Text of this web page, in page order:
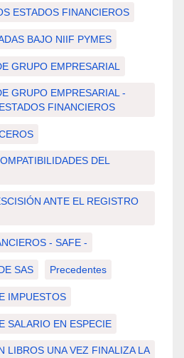
ESTADOS FINANCIEROS
BAJO NIIF PYMES
GRUPO EMPRESARIAL
GRUPO EMPRESARIAL -
FINANCIEROS
DEL
ANTE EL REGISTRO
- SAFE -
SAS Precedentes
IMPUESTOS
SALARIO EN ESPECIE
LIBROS UNA VEZ FINALIZA LA